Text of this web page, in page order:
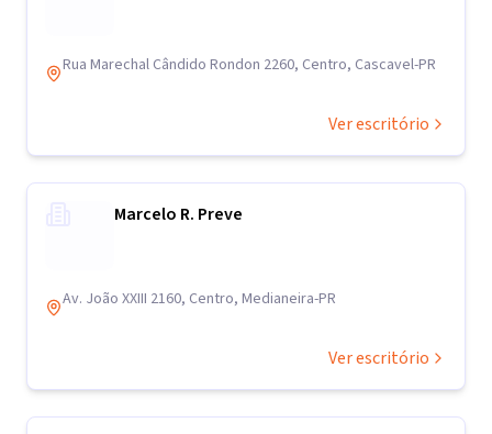
Rua Marechal Cândido Rondon 2260, Centro, Cascavel-PR
Ver escritório
Marcelo R. Preve
Av. João XXIII 2160, Centro, Medianeira-PR
Ver escritório